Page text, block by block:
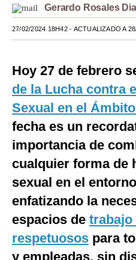
Moda
Estilos
EEUU
México
España
Internacional
Tecnología
Club del Suscriptor
Mix
G de Gestión
Gerardo Rosales
27/02/2024 18H42- ACTUALIZADO A
Hoy 27 de febrero
de la Lucha contra
Sexual en el
fecha es un
importancia de
cualquier forma de
sexual en el entorno
enfatizando la
espacios de trabajo
respetuosos para
y empleadas, sin